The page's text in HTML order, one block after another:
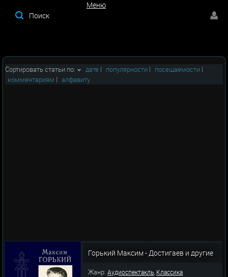
Меню
Сортировать статьи по: дате | популярности | посещаемости |
комментариям | алфавиту
Горький Максим - Достигаев и другие
Жанр:Аудиоспектакль, Классика